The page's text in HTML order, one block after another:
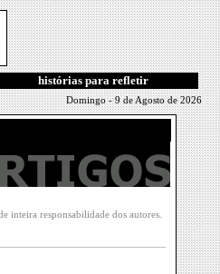
histórias para refletir
Domingo - 9 de Agosto de 2026
inteira responsabilidade dos autores.